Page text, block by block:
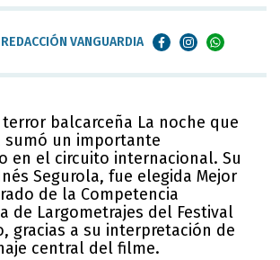
REDACCIÓN VANGUARDIA
balcarceña La noche que
sumó un importante
en el circuito internacional. Su
Segurola, fue elegida Mejor
de la Competencia
de Largometrajes del Festival
gracias a su interpretación de
central del filme.